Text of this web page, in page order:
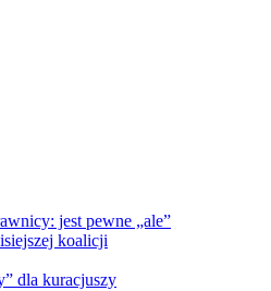
jest pewne „ale”
koalicji
dla kuracjuszy